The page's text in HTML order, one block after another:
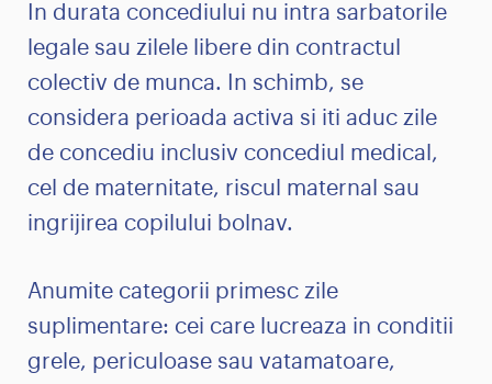
In durata concediului nu intra sarbatorile
legale sau zilele libere din contractul
colectiv de munca. In schimb, se
considera perioada activa si iti aduc zile
de concediu inclusiv concediul medical,
cel de maternitate, riscul maternal sau
ingrijirea copilului bolnav.
Anumite categorii primesc zile
suplimentare: cei care lucreaza in conditii
grele, periculoase sau vatamatoare,